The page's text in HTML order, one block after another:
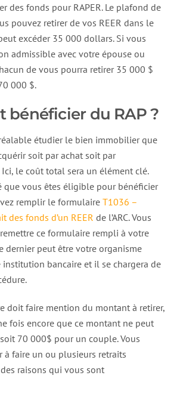
des fonds pour RAPER. Le plafond de
pouvez retirer de vos REER dans le
excéder 35 000 dollars. Si vous
admissible avec votre épouse ou
de vous pourra retirer 35 000 $
000 $.
bénéficier du RAP ?
étudier le bien immobilier que
soit par achat soit par
le coût total sera un élément clé.
que vous êtes éligible pour bénéficier
remplir le formulaire T1036 –
des fonds d’un REER de l’ARC. Vous
remettre ce formulaire rempli à votre
dernier peut être votre organisme
bancaire et il se chargera de
doit faire mention du montant à retirer,
fois encore que ce montant ne peut
70 000$ pour un couple. Vous
à faire un ou plusieurs retraits
raisons qui vous sont